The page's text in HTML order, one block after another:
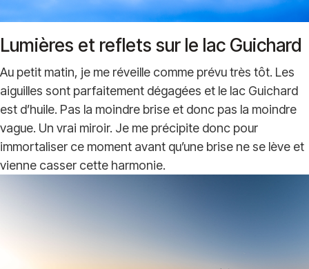
Lumières et reflets sur le lac Guichard
Au petit matin, je me réveille comme prévu très tôt. Les
aiguilles sont parfaitement dégagées et le lac Guichard
est d’huile. Pas la moindre brise et donc pas la moindre
vague. Un vrai miroir. Je me précipite donc pour
immortaliser ce moment avant qu’une brise ne se lève et
vienne casser cette harmonie.